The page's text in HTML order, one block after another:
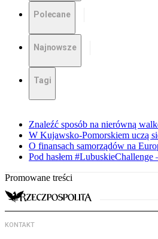
Polecane
Najnowsze
Tagi
Znaleźć sposób na nierówną
W Kujawsko-Pomorskiem uczą
O finansach samorządów na
Pod hasłem #LubuskieChallenge
Promowane treści
KONTAKT